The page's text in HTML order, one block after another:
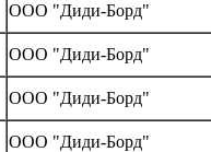
ООО "Диди-Борд"
ООО "Диди-Борд"
ООО "Диди-Борд"
ООО "Диди-Борд"